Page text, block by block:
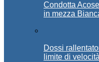
Condotta
in mezza
Dossi
limite di